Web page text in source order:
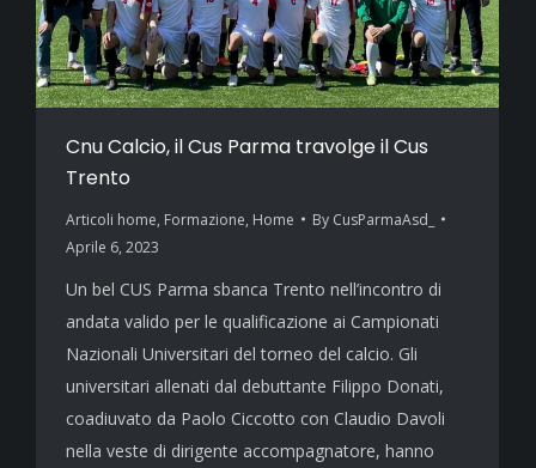
Cnu Calcio, il Cus Parma travolge il Cus
Trento
Articoli home, Formazione, Home By CusParmaAsd_
Aprile 6, 2023
Un bel CUS Parma sbanca Trento nell’incontro di
andata valido per le qualificazione ai Campionati
Nazionali Universitari del torneo del calcio. Gli
universitari allenati dal debuttante Filippo Donati,
coadiuvato da Paolo Ciccotto con Claudio Davoli
nella veste di dirigente accompagnatore, hanno